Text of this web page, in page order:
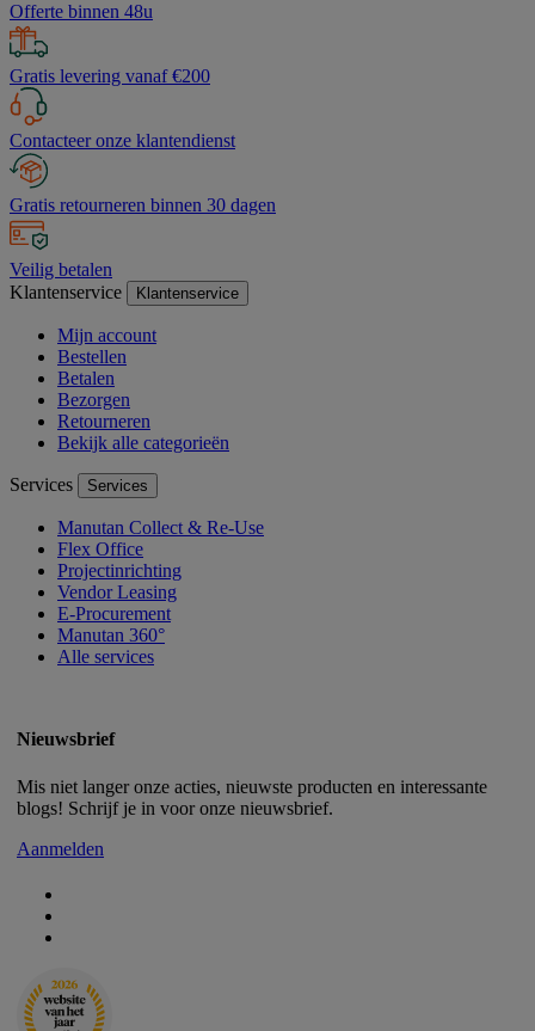
Offerte binnen 48u
Gratis levering vanaf €200
Contacteer onze klantendienst
Gratis retourneren binnen 30 dagen
Veilig betalen
Klantenservice
Klantenservice
Mijn account
Bestellen
Betalen
Bezorgen
Retourneren
Bekijk alle categorieën
Services Services
Manutan Collect & Re-Use
Flex Office
Projectinrichting
Vendor Leasing
E-Procurement
Manutan 360°
Alle services
Nieuwsbrief
Mis niet langer onze acties, nieuwste producten en interessante
blogs! Schrijf je in voor onze nieuwsbrief.
Aanmelden